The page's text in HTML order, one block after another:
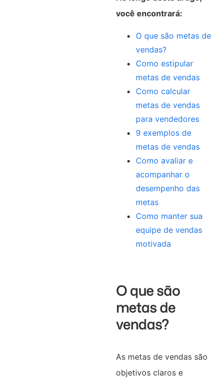
você encontrará:
O que são metas de
vendas?
Como estipular
metas de vendas
Como calcular
metas de vendas
para vendedores
9 exemplos de
metas de vendas
Como avaliar e
acompanhar o
desempenho das
metas
Como manter sua
equipe de vendas
motivada
O que são
metas de
vendas?
As metas de vendas são
objetivos claros e